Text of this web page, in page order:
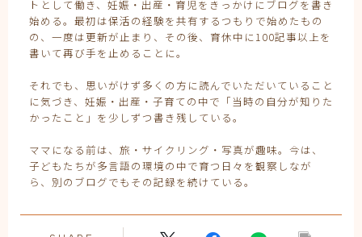
トとして働き、妊娠・出産・育児をきっかけにブログを書き
始める。最初は保活の経験を共有するつもりで始めたもの
の、一度は更新が止まり、その後、育休中に100記事以上を
書いて再び手を止めることに。
それでも、思いがけず多くの方に読んでいただいていること
に気づき、妊娠・出産・子育ての中で「当時の自分が知りた
かったこと」を少しずつ書き残している。
ママになる前は、旅・サイクリング・写真が趣味。今は、
子どもたちが多言語の環境の中で育つ日々を観察しなが
ら、別のブログでもその記録を続けている。